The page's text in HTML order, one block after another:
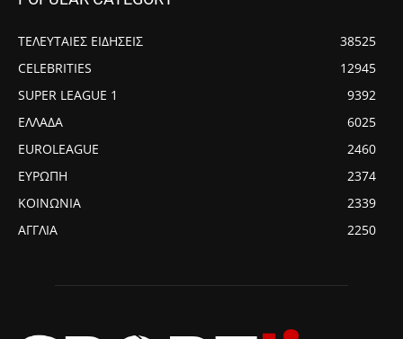
ΤΕΛΕΥΤΑΙΕΣ ΕΙΔΗΣΕΙΣ
38525
CELEBRITIES
12945
SUPER LEAGUE 1
9392
ΕΛΛΑΔΑ
6025
EUROLEAGUE
2460
ΕΥΡΩΠΗ
2374
ΚΟΙΝΩΝΙΑ
2339
ΑΓΓΛΙΑ
2250